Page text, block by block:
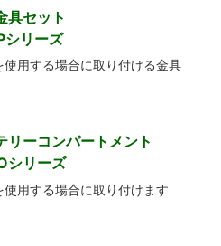
具セット
シリーズ
使用する場合に取り付ける金具
リーコンパートメント
シリーズ
使用する場合に取り付けます